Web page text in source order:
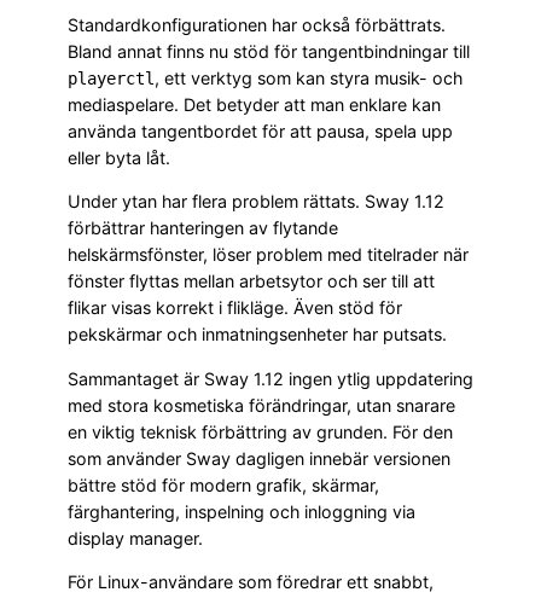
Standardkonfigurationen har också förbättrats.
Bland annat finns nu stöd för tangentbindningar till
playerctl , ett verktyg som kan styra musik- och
mediaspelare. Det betyder att man enklare kan
använda tangentbordet för att pausa, spela upp
eller byta låt.
Under ytan har flera problem rättats. Sway 1.12
förbättrar hanteringen av flytande
helskärmsfönster, löser problem med titelrader när
fönster flyttas mellan arbetsytor och ser till att
flikar visas korrekt i flikläge. Även stöd för
pekskärmar och inmatningsenheter har putsats.
Sammantaget är Sway 1.12 ingen ytlig uppdatering
med stora kosmetiska förändringar, utan snarare
en viktig teknisk förbättring av grunden. För den
som använder Sway dagligen innebär versionen
bättre stöd för modern grafik, skärmar,
färghantering, inspelning och inloggning via
display manager.
För Linux-användare som föredrar ett snabbt,